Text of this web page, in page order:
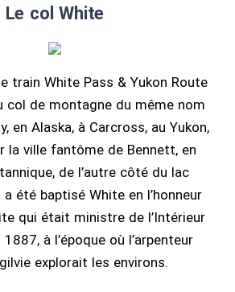
Le col White
train White Pass & Yukon Route
col de montagne du même nom
en Alaska, à Carcross, au Yukon,
la ville fantôme de Bennett, en
de l’autre côté du lac
été baptisé White en l’honneur
qui était ministre de l’Intérieur
à l’époque où l’arpenteur
explorait les environs.